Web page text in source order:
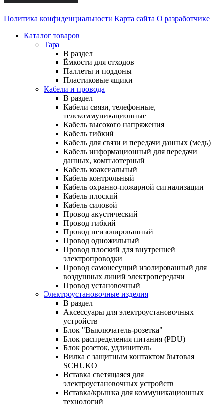
Политика конфиденциальности Карта сайта О разработчике
Каталог товаров
Тара
В раздел
Ёмкости для отходов
Паллеты и поддоны
Пластиковые ящики
Кабели и провода
В раздел
Кабели связи, телефонные,
телекоммуникационные
Кабель высокого напряжения
Кабель гибкий
Кабель для связи и передачи данных (медь)
Кабель информационный для передачи
данных, компьютерный
Кабель коаксиальный
Кабель контрольный
Кабель охранно-пожарной сигнализации
Кабель плоский
Кабель силовой
Провод акустический
Провод гибкий
Провод неизолированный
Провод одножильный
Провод плоский для внутренней
электропроводки
Провод самонесущий изолированный для
воздушных линий электропередачи
Провод установочный
Электроустановочные изделия
В раздел
Аксессуары для электроустановочных
устройств
Блок "Выключатель-розетка"
Блок распределения питания (PDU)
Блок розеток, удлинитель
Вилка с защитным контактом бытовая
SCHUKO
Вставка светящаяся для
электроустановочных устройств
Вставка/крышка для коммуникационных
технологий